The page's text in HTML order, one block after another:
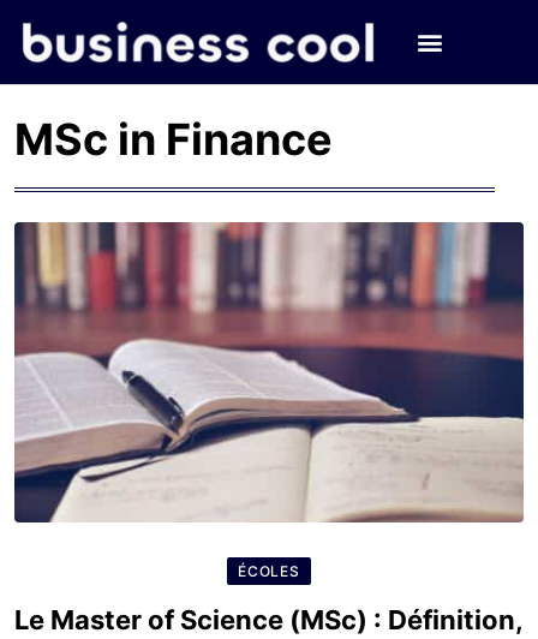
MSc in Finance
ÉCOLES
Le Master of Science (MSc) : Définition,